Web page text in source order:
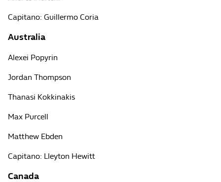
Capitano: Guillermo Coria
Australia
Alexei Popyrin
Jordan Thompson
Thanasi Kokkinakis
Max Purcell
Matthew Ebden
Capitano: Lleyton Hewitt
Canada